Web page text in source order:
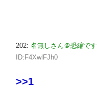
202: 名無しさん＠恐縮です
ID:F4XwlFJh0
>>1